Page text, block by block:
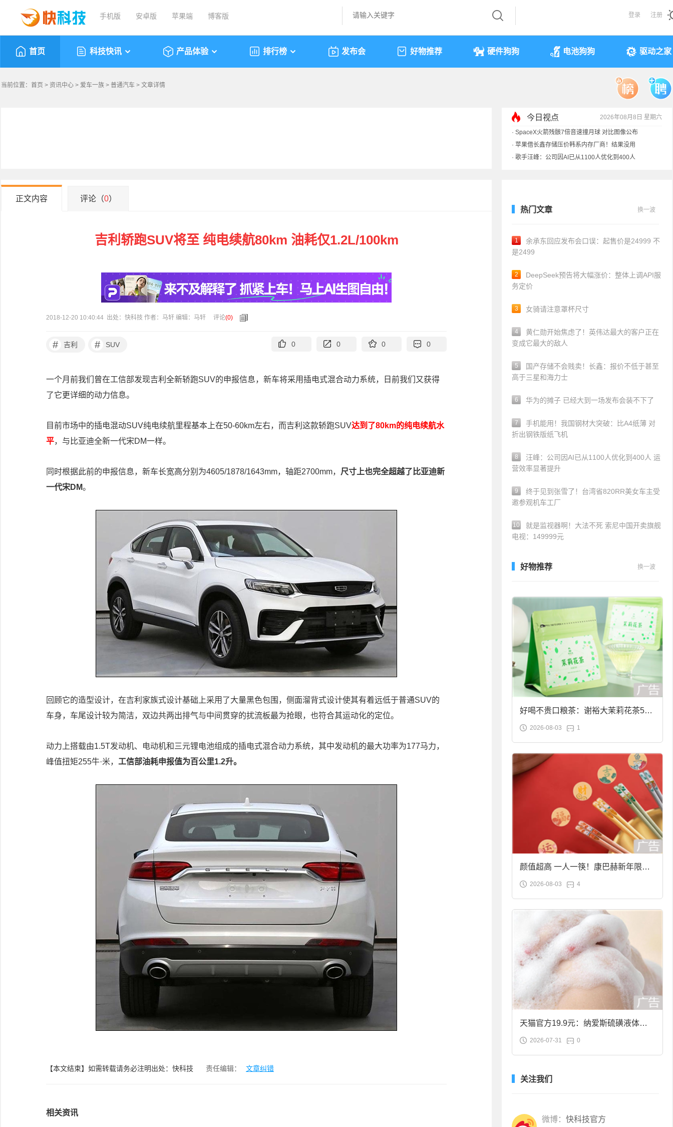
手机版 安卓版 苹果端 博客版 登录 注册
首页 科技快讯 产品体验 排行榜 发布会 好物推荐 硬件狗狗 电池狗狗 驱动之家
当前位置： 首页 > 资讯中心 > 爱车一族 > 普通汽车 > 文章详情
今日视点 2026年08月8日 星期六
· SpaceX火箭残骸7倍音速撞月球 对比图像公布
· 苹果借长鑫存储压价韩系内存厂商！结果没用
· 歌手汪峰：公司因AI已从1100人优化到400人
正文内容 评论（0）
吉利轿跑SUV将至 纯电续航80km 油耗仅1.2L/100km
2018-12-20 10:40:44 出处：快科技 作者：马轩 编辑：马轩 评论(0)
# 吉利 # SUV 0 0 0 0
一个月前我们曾在工信部发现吉利全新轿跑SUV的申报信息，新车将采用插电式混合动力系统，日前我们又获得
了它更详细的动力信息。
目前市场中的插电混动SUV纯电续航里程基本上在50-60km左右，而吉利这款轿跑SUV达到了80km的纯电续航水
平，与比亚迪全新一代宋DM一样。
同时根据此前的申报信息，新车长宽高分别为4605/1878/1643mm，轴距2700mm， 尺寸上也完全超越了比亚迪新
一代宋DM。
回顾它的造型设计，在吉利家族式设计基础上采用了大量黑色包围，侧面溜背式设计使其有着远低于普通SUV的
车身，车尾设计较为简洁，双边共两出排气与中间贯穿的扰流板最为抢眼，也符合其运动化的定位。
动力上搭载由1.5T发动机、电动机和三元锂电池组成的插电式混合动力系统，其中发动机的最大功率为177马力，
峰值扭矩255牛·米， 工信部油耗申报值为百公里1.2升。
【本文结束】如需转载请务必注明出处：快科技 责任编辑： 文章纠错
相关资讯
热门文章 换一波
1
余承东回应发布会口误：起售价是24999 不
是2499
2
DeepSeek预告将大幅涨价：整体上调API服
务定价
3 女骑请注意罩杯尺寸
4
黄仁勋开始焦虑了！英伟达最大的客户正在
变成它最大的敌人
5
国产存储不会贱卖！长鑫：报价不低于甚至
高于三星和海力士
6 华为的摊子 已经大到一场发布会装不下了
7
手机能用！我国钢材大突破：比A4纸薄 对
折出钢铁版纸飞机
8
汪峰：公司因AI已从1100人优化到400人 运
营效率显著提升
9
终于见到张雪了！台湾省820RR美女车主受
邀参观机车工厂
10
就是监视器啊！大法不死 索尼中国开卖旗舰
电视：149999元
好物推荐 换一波
好喝不贵口粮茶：谢裕大茉莉花茶50g
袋装9.9元到手
2026-08-03 1
颜值超高 一人一筷！康巴赫新年限定
合金筷子大促：19.9元
2026-08-03 4
天猫官方19.9元：纳爱斯硫磺液体香
皂2斤大促
2026-07-31 0
关注我们
微博： 快科技官方